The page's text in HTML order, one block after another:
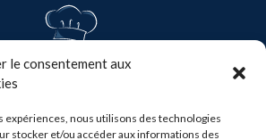
le consentement aux
nous utilisons des technologies
stocker et/ou accéder aux informations des
- 28290 COMMUNE NOUVELLE
1.0292845290205255